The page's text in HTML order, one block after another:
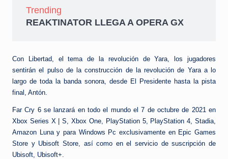
Trending
REAKTINATOR LLEGA A OPERA GX
Con Libertad, el tema de la revolución de Yara, los jugadores
sentirán el pulso de la construcción de la revolución de Yara a lo
largo de toda la banda sonora, desde El Presidente hasta la pista
final, Antón.
Far Cry 6 se lanzará en todo el mundo el 7 de octubre de 2021 en
Xbox Series X | S, Xbox One, PlayStation 5, PlayStation 4, Stadia,
Amazon Luna y para Windows Pc exclusivamente en Epic Games
Store y Ubisoft Store, así como en el servicio de suscripción de
Ubisoft, Ubisoft+.